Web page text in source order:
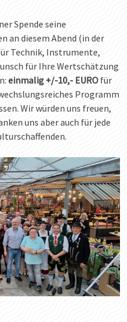
Spende seine
an diesem Abend (in der
Technik, Instrumente,
für Ihre Wertschätzung
einmalig +/-10,- EURO für
Programm
Wir würden uns freuen,
uns aber auch für jede